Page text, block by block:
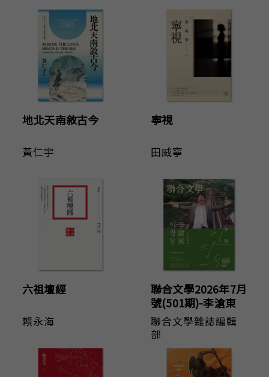
地北天南敘古今
黃仁宇
寧視
田威寧
六祖壇經
賴永海
聯合文學2026年7月
號(501期)-李滄東
聯合文學雜誌編輯
部